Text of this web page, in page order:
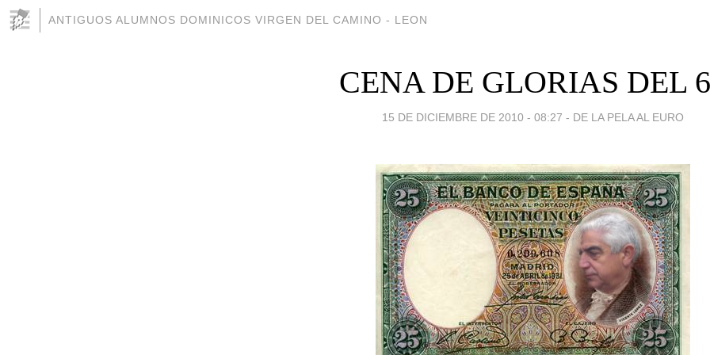
ANTIGUOS ALUMNOS DOMINICOS VIRGEN DEL CAMINO - LEON
CENA DE GLORIAS DEL
15 DE DICIEMBRE DE 2010 - 08:27 - DE LA PELA AL EURO